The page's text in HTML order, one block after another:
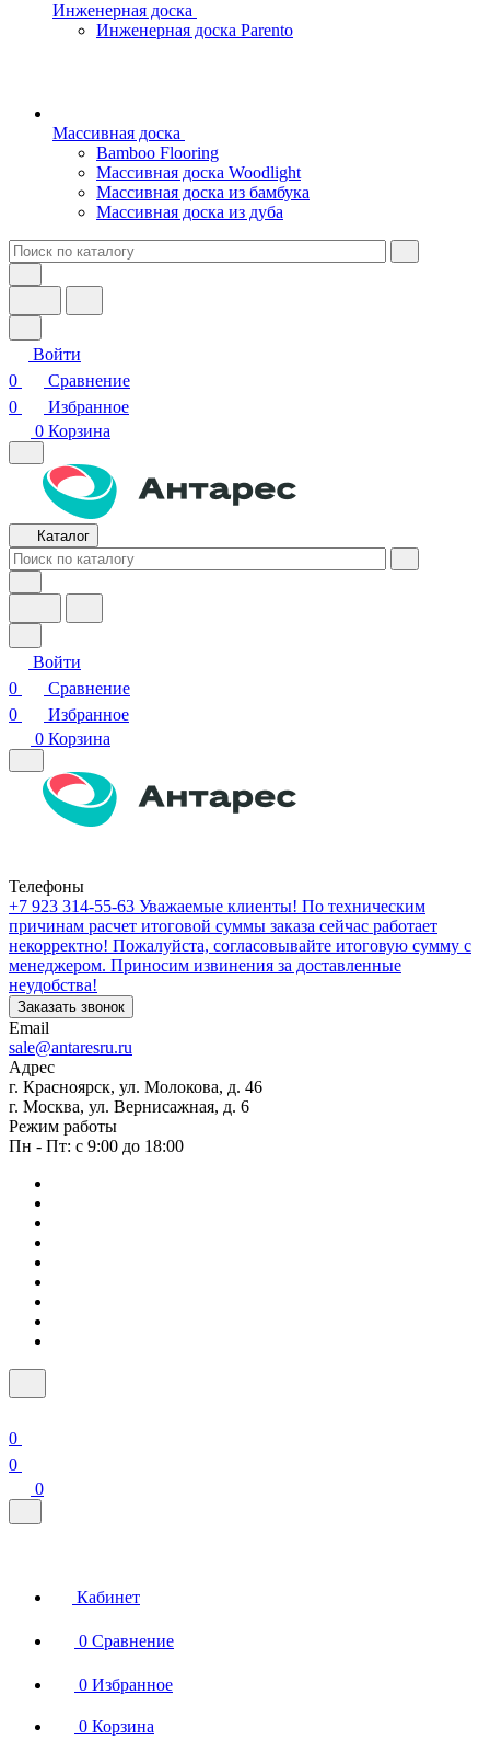
Инженерная доска
Инженерная доска Parento
Массивная доска
Bamboo Flooring
Массивная доска Woodlight
Массивная доска из бамбука
Массивная доска из дуба
Войти
0
Сравнение
0
Избранное
0 Корзина
Каталог
Войти
0
Сравнение
0
Избранное
0 Корзина
Телефоны
+7 923 314-55-63 Уважаемые клиенты! По техническим
причинам расчет итоговой суммы заказа сейчас работает
некорректно! Пожалуйста, согласовывайте итоговую сумму с
менеджером. Приносим извинения за доставленные
неудобства!
Заказать звонок
Email
sale@antaresru.ru
Адрес
г. Красноярск, ул. Молокова, д. 46
г. Москва, ул. Вернисажная, д. 6
Режим работы
Пн - Пт: с 9:00 до 18:00
0
0
0
Кабинет
0 Сравнение
0 Избранное
0 Корзина